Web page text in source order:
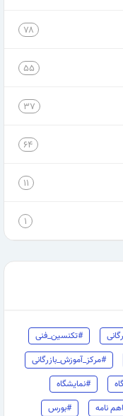
۷۸
۵۵
۳۷
۶۴
۱۱
۱
#تکنسین_فنی
#مرکز_آموزش_بازرگانی
#نمایشگاه
نامه
#بورس